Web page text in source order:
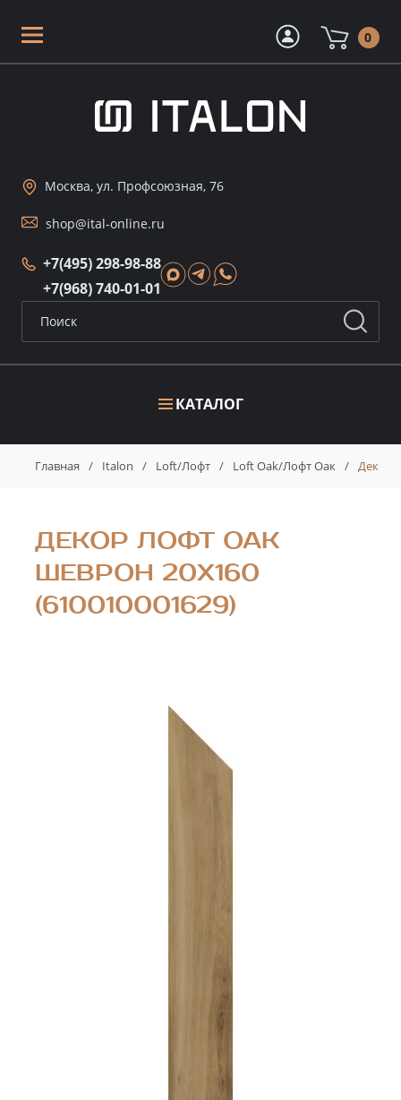
0
КАТАЛОГ
Москва, ул. Профсоюзная, 76
shop@ital-online.ru
+7(495) 298-98-88
+7(968) 740-01-01
Главная / Italon / Loft/Лофт / Loft Oak/Лофт Оак / Декор
ДЕКОР ЛОФТ ОАК
ШЕВРОН 20X160
(610010001629)